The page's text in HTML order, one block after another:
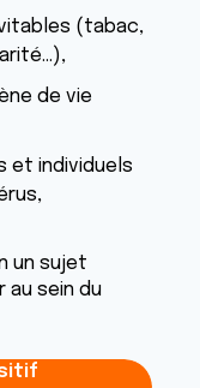
(tabac,
de vie
et individuels
un sujet
au sein du